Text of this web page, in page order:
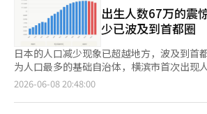
于贫困，民主化使韩国成为了发达国家，半
强国。 然而，未来并不是仅凭过去的成功所能构建的。 现在，韩
国面临的真正任务不是提高增长率数字，而
年、30年内可持续的经济结构。这正是重新设
史在变革的时刻总是要求新的选择。韩国现
是选择安于半导体繁荣，还是为AI时代做准
擎。 未来五年并不是决定经济周期的时刻，而是决定未来50年韩
的对策。选举的公正性和信任是民主的生命
应留下。必须有人人都能理解的解释和负责
要政策转变，以扩大年轻人的资产形成机会
次性措施是不够的。必须恢复住房阶梯，增
轻人能够按照自己的努力规划未来的希望。
是特权。许多2030世代的愿望也是如此。希
子，生孩子后不必担心未来的信念，以及投
到充分尊重的信任。 这都是生活在民主社会
的要求。胜利的一方和失败的一方都听到了
解决问题，而非政争，更希望国家的治理能
国政治需要做的不是打击对手，而是规划国
家竞争力并非仅由企业创造。政府、国会和
力。政治的格局也需要重新构建。 教育是更
正是依靠教育的力量实现了成长。世界一流
教育培养了快速找到答案的人才，但AI能比
问题。2050年首尔810万的预测仍然是未来
构的变化已经开始。现在所需的是直面现实
略。我们必须将人口问题视为韩国生存的课
府的任务。
长率高并不意味着所有国民都幸福，出口增
生活都改善。台湾经济真正的问题就在于此
前所未有的繁荣，但大多数国民并未感受到这一成果
为全球顶尖企业，但台湾青年却表示无法买
但工资并未大幅提高。人均GDP虽然提高，
然艰难。世界羡慕台湾，但许多台湾国民却
不安。 这就是今天台湾经济最大的悖论。半导体可以拯救国家，
但仅靠半导体无法让全民富裕。高端产业创
出现的选票不足问题。一部分民众认为自身
障，因此聚集于计票所前表达诉求。围绕这
了不同解读与争论。 然而，如果仅仅将这一现象视为某一政党或
特定政治阵营的行动，或许难以触及问题的
持谁、反对谁，更值得思考的是：为何越来
头发声？ 当代韩国青年正生活在一个充满不确定性的时代。过
去，社会普遍存在一条相对清晰的人生路径
工作、购置住房、组建家庭。然而今天，这
出生人数67万的
少已波及到首都圈
日本的人口减少现象已超越地方，波及到首
为人口最多的基础自治体，横滨市首次出现
县、千叶县和埼玉县也纷纷转为减少。去年
的增加也无法弥补出生人数的减少和因老龄
2026-06-08 20:48:00
页